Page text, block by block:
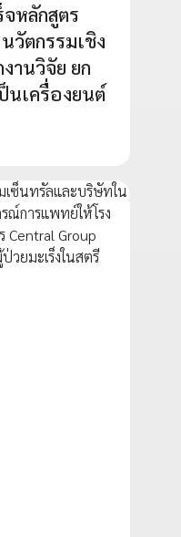
จหลักสูตร
วัตกรรมเชิง
านวิจัย ยก
นเครื่องยนต์